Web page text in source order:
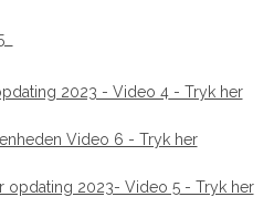
2023 - Video 4- Tryk her
Video 6 - Tryk her
opdating 2023- Video 5- Tryk her